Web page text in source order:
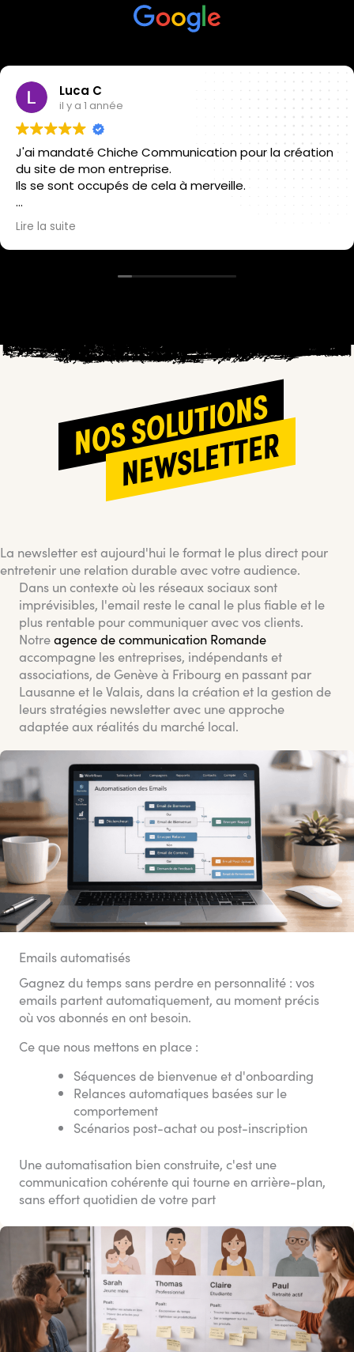
Anouar Kaddour Cherif
il y a 1 année
Une équipe en gold, je recommande.
NOS SOLUTIONS
NEWSLETTER
La newsletter est aujourd'hui le format le plus direct pour
entretenir une relation durable avec votre audience.
Dans un contexte où les réseaux sociaux sont
imprévisibles, l'email reste le canal le plus fiable et le
plus rentable pour communiquer avec vos clients.
Notreagence de communication Romande
accompagne les entreprises, indépendants et
associations, de Genève à Fribourg en passant par
Lausanne et le Valais, dans la création et la gestion de
leurs stratégies newsletter avec une approche
adaptée aux réalités du marché local.
Emails automatisés
Gagnez du temps sans perdre en personnalité : vos
emails partent automatiquement, au moment précis
où vos abonnés en ont besoin.
Ce que nous mettons en place :
Séquences de bienvenue et d'onboarding
Relances automatiques basées sur le
comportement
Scénarios post-achat ou post-inscription
Une automatisation bien construite, c'est une
communication cohérente qui tourne en arrière-plan,
sans effort quotidien de votre part